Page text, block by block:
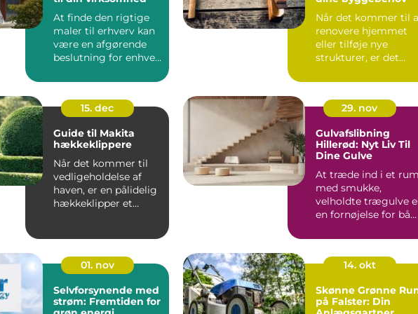
At finde den rigtige
maler til erhverv kan
være en afgørende
beslutning for enhver
Når det kommer til
renovere hjemmet
eller tilføje nye
strukturer, er det
15. dec
Guide til Makita
hækkeklippere
Når det kommer til
vedligeholdelse af
haven, er en pålidelig
hækkeklipper et
29. nov
Gulvafslibning
Hillerød: Nyt Liv Til
Dine Gulve
At træde ind i et rum
med smukke,
velholdte trægulve
en fornøjelse for bå...
01. nov
Selvforsynende med
strøm: Fremtiden for
14. okt
Skønne Grønne
på Falster: Din